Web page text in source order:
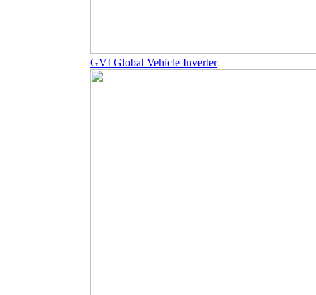
GVI Global Vehicle Inverter